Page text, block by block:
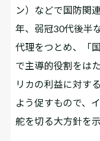
ン）などで国防関
年、弱冠30代後半
代理をつとめ、「
で主導的役割をは
リカの利益に対す
よう促すもので、
舵を切る大方針を示